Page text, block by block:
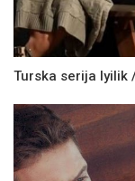
Turska serija Iyilik